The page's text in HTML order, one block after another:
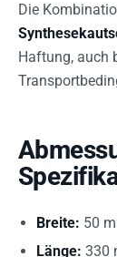
Die
Haftung, auch
Breite: 50
Länge: 330